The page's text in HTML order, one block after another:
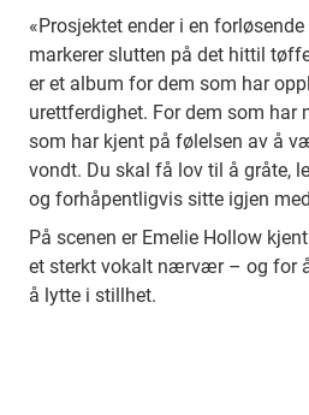
«Prosjektet ender i en
markerer slutten på det hittil
er et album for dem som har
urettferdighet. For dem som har
som har kjent på følelsen av å
vondt. Du skal få lov til å gråte,
og forhåpentligvis sitte igjen
På scenen er Emelie Hollow
et sterkt vokalt nærvær – og for
å lytte i stillhet.